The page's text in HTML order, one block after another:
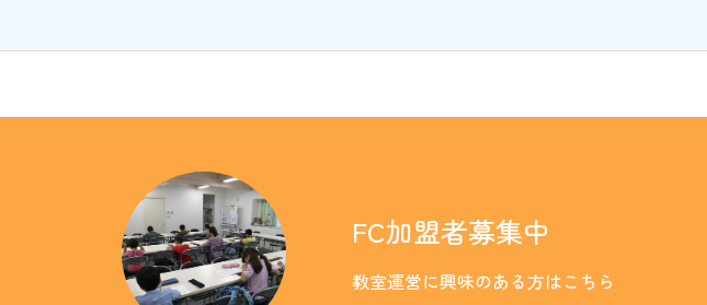
FC加盟者募集中
教室運営に興味のある方はこちら